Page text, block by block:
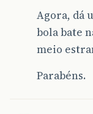
Agora, dá
bola bate
meio
Parabéns.